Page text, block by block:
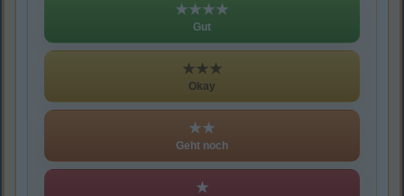
★★★★
Gut
★★★
Okay
★★
Geht noch
★